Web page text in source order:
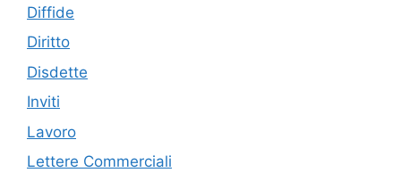
Diffide
Diritto
Disdette
Inviti
Lavoro
Lettere Commerciali